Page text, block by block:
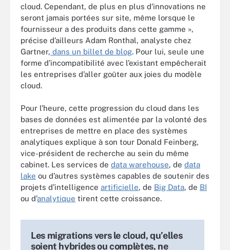
cloud. Cependant, de plus en plus d'innovations ne
seront jamais portées sur site, même lorsque le
fournisseur a des produits dans cette gamme »,
précise d’ailleurs Adam Ronthal, analyste chez
Gartner, dans un billet de blog. Pour lui, seule une
forme d’incompatibilité avec l’existant empêcherait
les entreprises d’aller goûter aux joies du modèle
cloud.
Pour l’heure, cette progression du cloud dans les
bases de données est alimentée par la volonté des
entreprises de mettre en place des systèmes
analytiques explique à son tour Donald Feinberg,
vice-président de recherche au sein du même
cabinet. Les services de data warehouse, de data
lake ou d’autres systèmes capables de soutenir des
projets d’intelligence artificielle, de Big Data, de BI
ou d’analytique tirent cette croissance.
Les migrations vers le cloud, qu’elles
soient hybrides ou complètes, ne